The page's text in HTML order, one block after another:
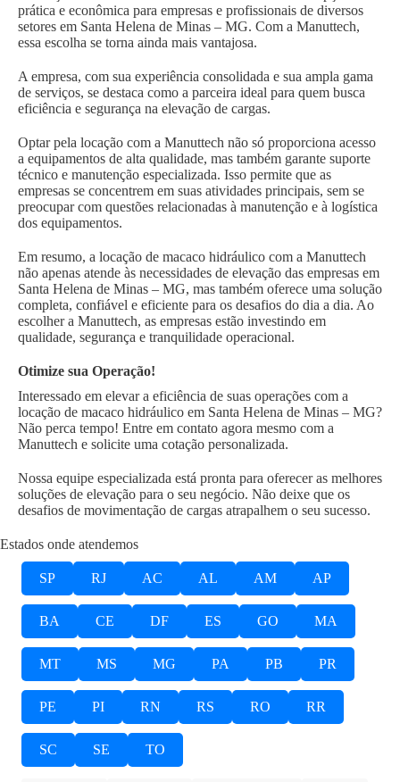
prática e econômica para empresas e profissionais de diversos
setores em Santa Helena de Minas – MG. Com a Manuttech,
essa escolha se torna ainda mais vantajosa.
A empresa, com sua experiência consolidada e sua ampla gama
de serviços, se destaca como a parceira ideal para quem busca
eficiência e segurança na elevação de cargas.
Optar pela locação com a Manuttech não só proporciona acesso
a equipamentos de alta qualidade, mas também garante suporte
técnico e manutenção especializada. Isso permite que as
empresas se concentrem em suas atividades principais, sem se
preocupar com questões relacionadas à manutenção e à logística
dos equipamentos.
Em resumo, a locação de macaco hidráulico com a Manuttech
não apenas atende às necessidades de elevação das empresas em
Santa Helena de Minas – MG, mas também oferece uma solução
completa, confiável e eficiente para os desafios do dia a dia. Ao
escolher a Manuttech, as empresas estão investindo em
qualidade, segurança e tranquilidade operacional.
Otimize sua Operação!
Interessado em elevar a eficiência de suas operações com a
locação de macaco hidráulico em Santa Helena de Minas – MG?
Não perca tempo! Entre em contato agora mesmo com a
Manuttech e solicite uma cotação personalizada.
Nossa equipe especializada está pronta para oferecer as melhores
soluções de elevação para o seu negócio. Não deixe que os
desafios de movimentação de cargas atrapalhem o seu sucesso.
Estados onde atendemos
SP RJ AC AL AM AP
BA CE DF ES GO MA
MT MS MG PA PB PR
PE PI RN RS RO RR
SC SE TO